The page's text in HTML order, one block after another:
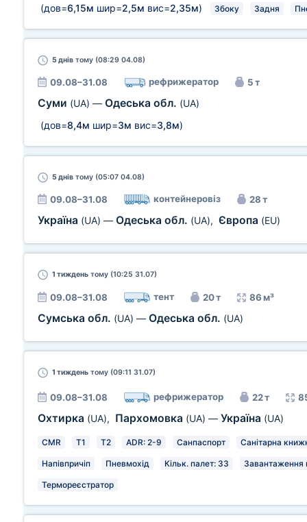
(дов=6,15м шир=2,5м вис=2,35м) Збоку Задня
5 днів тому (08:29 04.08)
09.08–31.08 рефрижератор 5 т
Суми (UA) — Одеська обл. (UA)
(дов=8,4м шир=3м вис=3,8м)
5 днів тому (05:07 04.08)
09.08–31.08 контейнеровіз 28 т
Україна (UA) — Одеська обл. (UA), Європа (EU)
1 тиждень тому (10:25 31.07)
09.08–31.08 тент 20 т 86 м³
Сумська обл. (UA) — Одеська обл. (UA)
1 тиждень тому (09:11 31.07)
09.08–31.08 рефрижератор 22 т
Охтирка (UA), Пархомовка (UA) — Україна (UA)
CMR T1 T2 ADR: 2-9 Санпаспорт Санітарна
Напівпричіп Пневмохід Кільк. палет: 33 Завантаження
Термореєстратор